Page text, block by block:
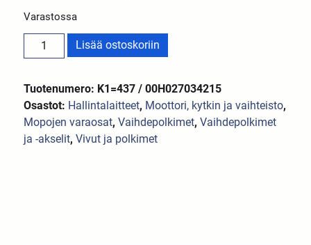
Varastossa
Lisää ostoskoriin
Tuotenumero: K1=437 / 00H027034215
Osastot: Hallintalaitteet, Moottori, kytkin ja vaihteisto,
Mopojen varaosat,Vaihdepolkimet,Vaihdepolkimet
ja -akselit,Vivut ja polkimet